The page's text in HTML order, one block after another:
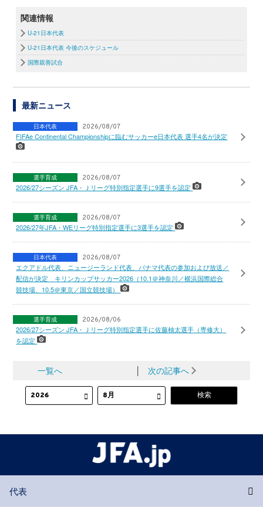
関連情報
U-21日本代表
U-21日本代表 今後のスケジュール
国際親善試合
最新ニュース
日本代表 2026/08/07
FIFAe Continental Championshipに臨むサッカーe日本代表 選手4名が決定
選手育成 2026/08/07
2026/27シーズン JFA・Ｊリーグ特別指定選手に9選手を認定
選手育成 2026/08/07
2026/27年JFA・WEリーグ特別指定選手に3選手を認定
日本代表 2026/08/07
エクアドル代表、ニュージーランド代表、パナマ代表の参加および放送／
配信が決定 キリンカップサッカー2026（10.1＠神奈川／横浜国際総合
競技場、10.5＠東京／国立競技場）
選手育成 2026/08/06
2026/27シーズン JFA・Ｊリーグ特別指定選手に佐藤柚太選手（専修大）
を認定
一覧へ │ 次の記事へ
代表